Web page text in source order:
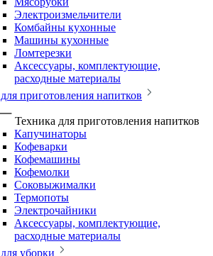
Электроизмельчители
Комбайны кухонные
Машины кухонные
Ломтерезки
Аксессуары, комплектующие,
расходные материалы
приготовления напитков
Техника для приготовления напитков
Капучинаторы
Кофеварки
Кофемашины
Кофемолки
Соковыжималки
Термопоты
Электрочайники
Аксессуары, комплектующие,
расходные материалы
уборки